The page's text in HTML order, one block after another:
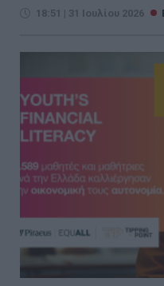
18:51 | 31 Ιουλίου 2026